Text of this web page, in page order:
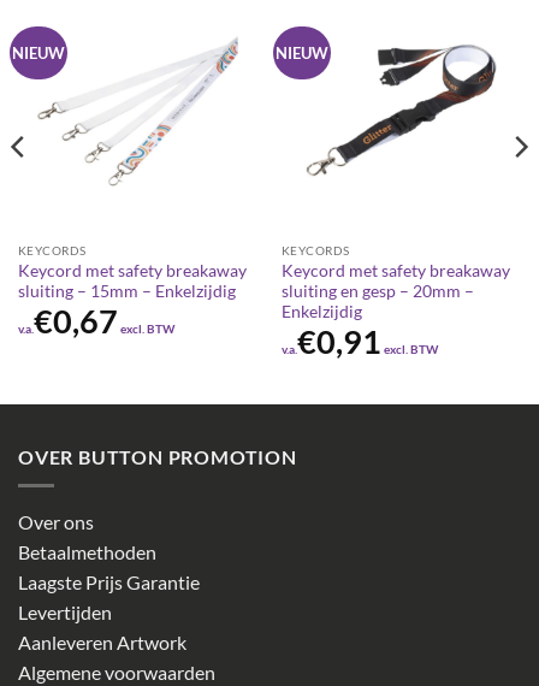
NIEUW
KEYCORDS
Keycord met safety breakaway
sluiting – 15mm – Enkelzijdig
v.a.€0,67 excl. BTW
NIEUW
KEYCORDS
Keycord met safety breakaway
sluiting en gesp – 20mm –
Enkelzijdig
v.a.€0,91 excl. BTW
OVER BUTTON PROMOTION
Over ons
Betaalmethoden
Laagste Prijs Garantie
Levertijden
Aanleveren Artwork
Algemene voorwaarden